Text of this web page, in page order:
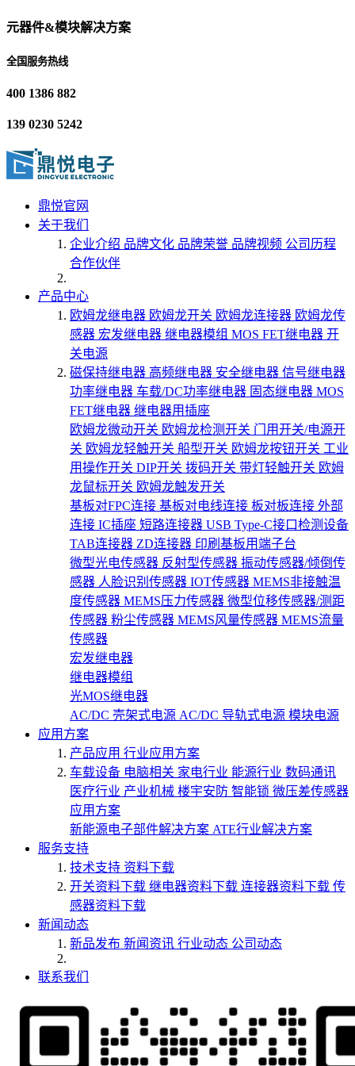
元器件&模块解决方案
全国服务热线
400 1386 882
139 0230 5242
鼎悦官网
关于我们
企业介绍 品牌文化 品牌荣誉 品牌视频 公司历程
合作伙伴
产品中心
欧姆龙继电器 欧姆龙开关 欧姆龙连接器 欧姆龙传
感器 宏发继电器 继电器模组 MOS FET继电器 开
关电源
磁保持继电器 高频继电器 安全继电器 信号继电器
功率继电器 车载/DC功率继电器 固态继电器 MOS
FET继电器 继电器用插座
欧姆龙微动开关 欧姆龙检测开关 门用开关/电源开
关 欧姆龙轻触开关 船型开关 欧姆龙按钮开关 工业
用操作开关 DIP开关 拨码开关 带灯轻触开关 欧姆
龙鼠标开关 欧姆龙触发开关
基板对FPC连接 基板对电线连接 板对板连接 外部
连接 IC插座 短路连接器 USB Type-C接口检测设备
TAB连接器 ZD连接器 印刷基板用端子台
微型光电传感器 反射型传感器 振动传感器/倾倒传
感器 人脸识别传感器 IOT传感器 MEMS非接触温
度传感器 MEMS压力传感器 微型位移传感器/测距
传感器 粉尘传感器 MEMS风量传感器 MEMS流量
传感器
宏发继电器
继电器模组
光MOS继电器
AC/DC 壳架式电源 AC/DC 导轨式电源 模块电源
应用方案
产品应用 行业应用方案
车载设备 电脑相关 家电行业 能源行业 数码通讯
医疗行业 产业机械 楼宇安防 智能锁 微压差传感器
应用方案
新能源电子部件解决方案 ATE行业解决方案
服务支持
技术支持 资料下载
开关资料下载 继电器资料下载 连接器资料下载 传
感器资料下载
新闻动态
新品发布 新闻资讯 行业动态 公司动态
联系我们